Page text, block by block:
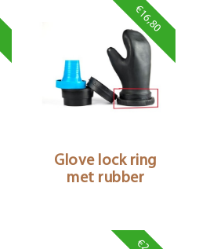
€16,80
Glove lock ring
met rubber